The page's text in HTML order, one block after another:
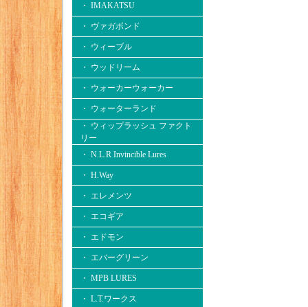
・ IMAKATSU
・ ヴァガボンド
・ ウィーブル
・ ウッドリーム
・ ウォーカーウォーカー
・ ウォーターランド
・ ウィップラッシュ ファクト
リー
・ N.L.R Invincible Lures
・ H.Way
・ エレメンツ
・ エコギア
・ エドモン
・ エバーグリーン
・ MPB LURES
・ L.T.ワークス